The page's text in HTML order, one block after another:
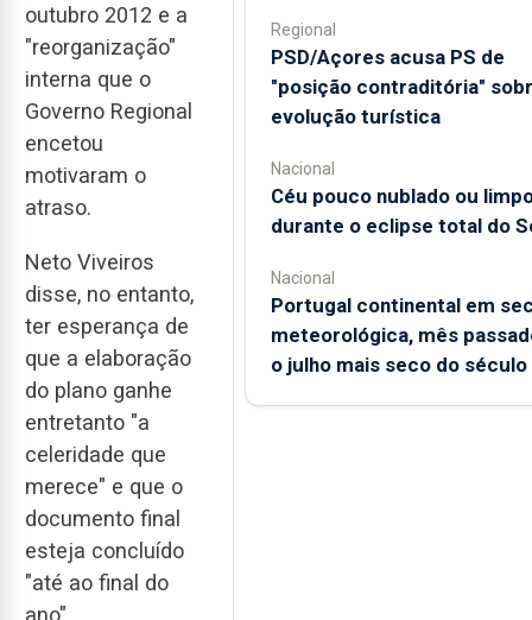
outubro 2012 e a
"reorganização"
interna que o
Governo Regional
encetou
motivaram o
atraso.
Neto Viveiros
disse, no entanto,
ter esperança de
que a elaboração
do plano ganhe
entretanto "a
celeridade que
merece" e que o
documento final
esteja concluído
"até ao final do
Regional
PSD/Açores acusa PS de
"posição contraditória"
evolução turística
Nacional
Céu pouco nublado ou
durante o eclipse total do
Nacional
Portugal continental em
meteorológica, mês
o julho mais seco do século